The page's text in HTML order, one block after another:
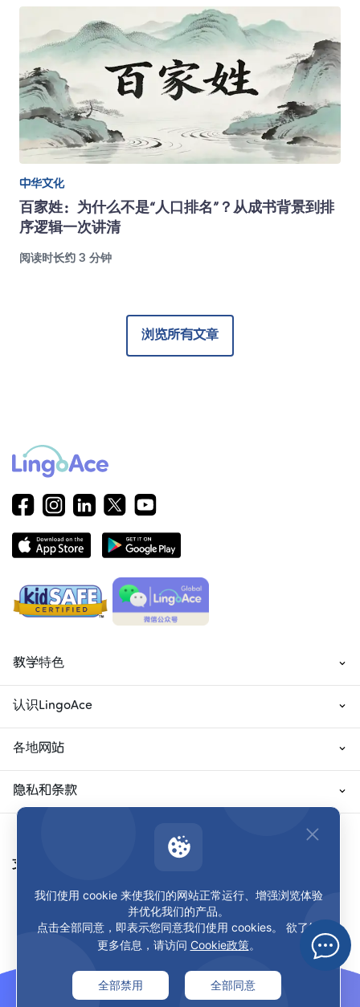
中华文化
百家姓：为什么不是“人口排名”？从成书背景到排
序逻辑一次讲清
阅读时长约 3 分钟
浏览所有文章
教学特色
认识LingoAce
各地网站
隐私和条款
支付方式
我们使用 cookie 来使我们的网站正常运行、增强浏览体验
并优化我们的产品。
点击全部同意，即表示您同意我们使用 cookies。 欲了解
更多信息，请访问 Cookie政策。
全部禁用 全部同意